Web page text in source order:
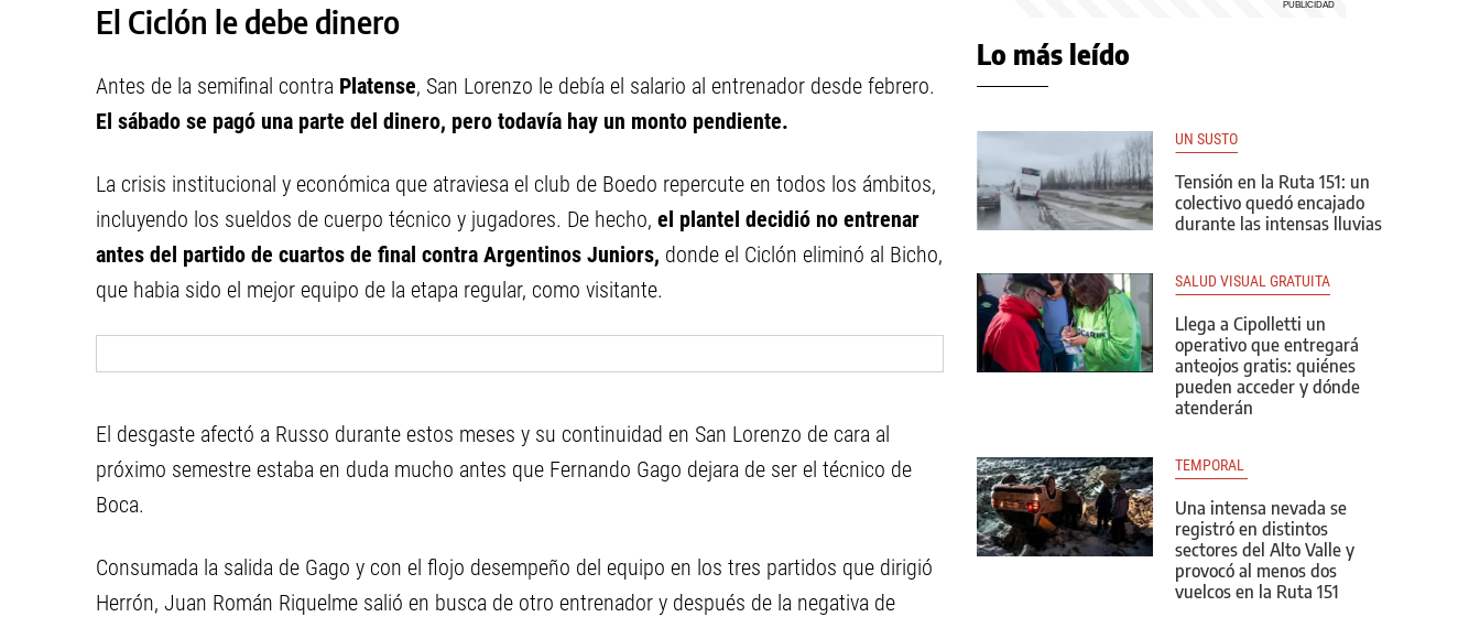
El Ciclón le debe dinero
Antes de la semifinal contra Platense, San Lorenzo le debía el salario al entrenador desde febrero.
El sábado se pagó una parte del dinero, pero todavía hay un monto pendiente.
La crisis institucional y económica que atraviesa el club de Boedo repercute en todos los ámbitos,
incluyendo los sueldos de cuerpo técnico y jugadores. De hecho, el plantel decidió no entrenar
antes del partido de cuartos de final contra Argentinos Juniors, donde el Ciclón eliminó al Bicho,
que habia sido el mejor equipo de la etapa regular, como visitante.
El desgaste afectó a Russo durante estos meses y su continuidad en San Lorenzo de cara al
próximo semestre estaba en duda mucho antes que Fernando Gago dejara de ser el técnico de
Boca.
Consumada la salida de Gago y con el flojo desempeño del equipo en los tres partidos que dirigió
Herrón, Juan Román Riquelme salió en busca de otro entrenador y después de la negativa de
Lo más leído
UN SUSTO
Tensión en la Ruta 151: un
colectivo quedó encajado
durante las intensas lluvias
SALUD VISUAL GRATUITA
Llega a Cipolletti un
operativo que entregará
anteojos gratis: quiénes
pueden acceder y dónde
atenderán
TEMPORAL
Una intensa nevada se
registró en distintos
sectores del Alto Valle y
provocó al menos dos
vuelcos en la Ruta 151